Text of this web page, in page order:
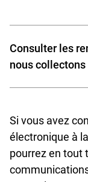
Consulter les
nous
Prénom ;
Courriel ;
Vos
Si vous avez
électronique à
pourrez en tout